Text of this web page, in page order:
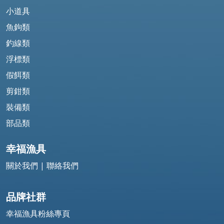
小道具
魚鉤類
釣線類
浮標類
假餌類
剪鉗類
裝備類
部品類
幸福漁具
關於我們 | 聯絡我們
品牌社群
幸福漁具粉絲專頁